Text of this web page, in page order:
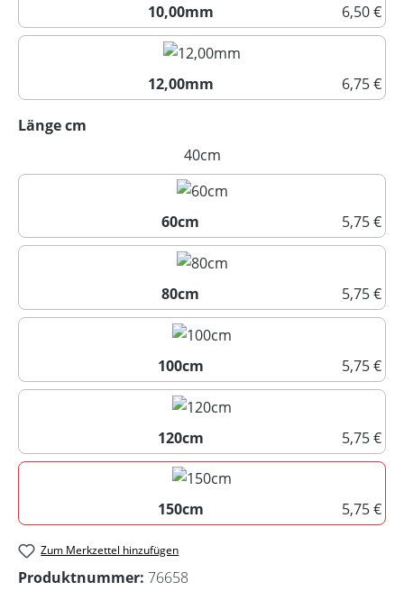
10,00mm
6,50 €
10,00mm
12,00mm
6,75 €
Länge cm
40cm(Diese Option ist zurzeit nicht
60cm
5,75 €
60cm
80cm
5,75 €
80cm
100cm
5,75 €
100cm
120cm
5,75 €
120cm
150cm
5,75 €
Zum Merkzettel hinzufügen
Produktnummer: 76658